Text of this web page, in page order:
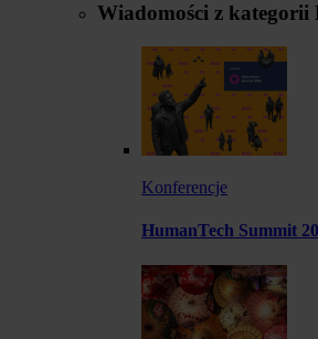
Wiadomości z kategorii
Konferencje
HumanTech Summit